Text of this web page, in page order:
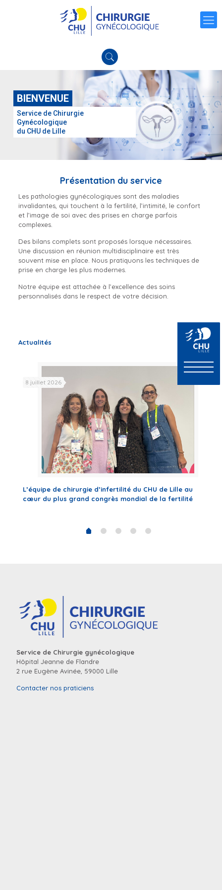
Service de Chirurgie
Gynécologique
du CHU de Lille
BIENVENUE
Présentation du service
Les pathologies gynécologiques sont des maladies
invalidantes, qui touchent à la fertilité, l’intimité, le confort
et l’image de soi avec des prises en charge parfois
complexes.
Des bilans complets sont proposés lorsque nécessaires.
Une discussion en réunion multidisciplinaire est très
souvent mise en place. Nous pratiquons les techniques de
prise en charge les plus modernes.
Notre équipe est attachée à l’excellence des soins
personnalisés dans le respect de votre décision.
Actualités
8 juillet 2026
L’équipe de chirurgie d’infertilité du CHU de Lille au
cœur du plus grand congrès mondial de la fertilité
Service de Chirurgie gynécologique
Hôpital Jeanne de Flandre
2 rue Eugène Avinée, 59000 Lille
Contacter nos praticiens